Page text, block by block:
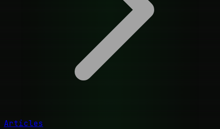
Articles